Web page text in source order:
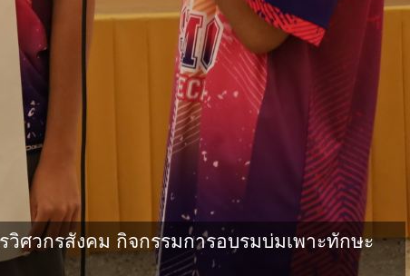
ศวกรสังคม กิจกรรมการอบรมบ่มเพาะทักษะ